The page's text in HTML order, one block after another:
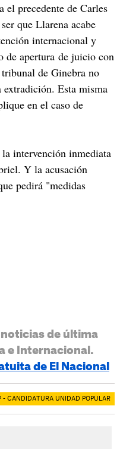
el precedente de Carles
que Llarena acabe
internacional y
de apertura de juicio con
de Ginebra no
extradición. Esta misma
en el caso de
intervención inmediata
Y la acusación
pedirá "medidas
noticias de última
e Internacional.
de El Nacional
- CANDIDATURA UNIDAD POPULAR